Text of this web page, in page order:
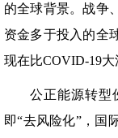
的全球背景。战争
资金多于投入的全
现在比COVID-19大
公正能源转型
即“去风险化”，国